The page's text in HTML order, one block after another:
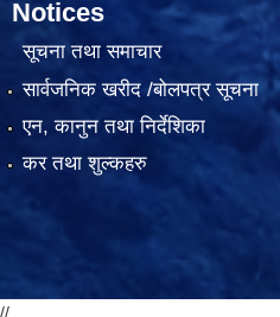
Notices
सूचना तथा समाचार
सार्वजनिक खरीद /बोलपत्र सूचना
एन, कानुन तथा निर्देशिका
कर तथा शुल्कहरु
//